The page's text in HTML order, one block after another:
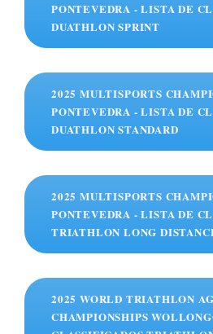
PONTEVEDRA - LISTA DE
DUATHLON SPRINT
2025 MULTISPORTS
PONTEVEDRA - LISTA DE
DUATHLON STANDARD
2025 MULTISPORTS
PONTEVEDRA - LISTA DE
TRIATHLON LONG
2025 WORLD TRIATHLON
CHAMPIONSHIPS